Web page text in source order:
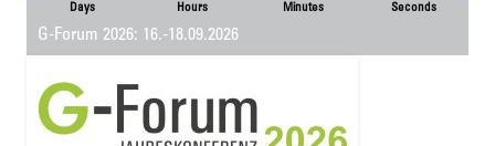
Days Hours Minutes Seconds
G-Forum 2026: 16.-18.09.2026